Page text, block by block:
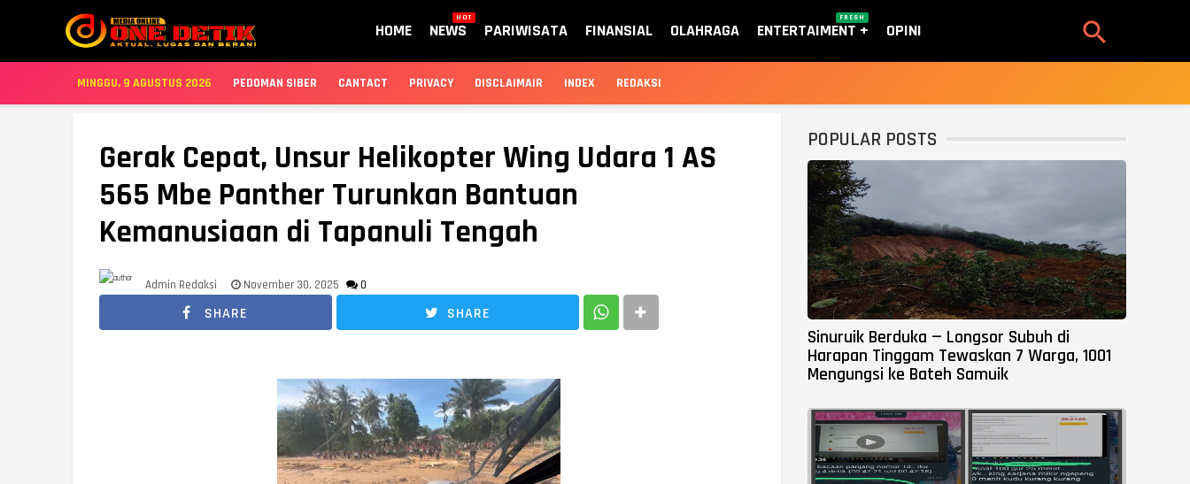
HOME NEWS
HOT
PARIWISATA FINANSIAL OLAHRAGA ENTERTAIMENT
FRESH
OPINI 
MINGGU, 9 AGUSTUS 2026 PEDOMAN SIBER CANTACT PRIVACY DISCLAIMAIR INDEX REDAKSI
Gerak Cepat, Unsur Helikopter Wing Udara 1 AS
565 Mbe Panther Turunkan Bantuan
Kemanusiaan di Tapanuli Tengah
Admin Redaksi November 30, 2025 0
SHARE SHARE
POPULAR POSTS
Sinuruik Berduka — Longsor Subuh di
Harapan Tinggam Tewaskan 7 Warga, 1001
Mengungsi ke Bateh Samuik